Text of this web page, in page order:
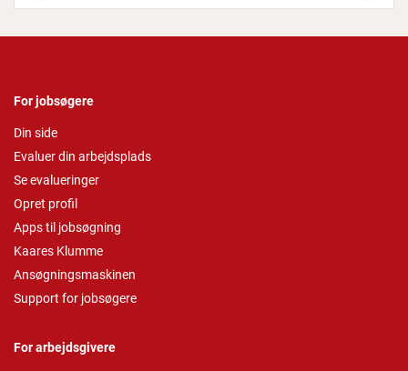
For jobsøgere
Din side
Evaluer din arbejdsplads
Se evalueringer
Opret profil
Apps til jobsøgning
Kaares Klumme
Ansøgningsmaskinen
Support for jobsøgere
For arbejdsgivere